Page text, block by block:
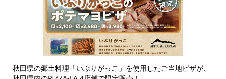
秋田県の郷土料理「いぶりがっこ」を使用したご当地ピザが、